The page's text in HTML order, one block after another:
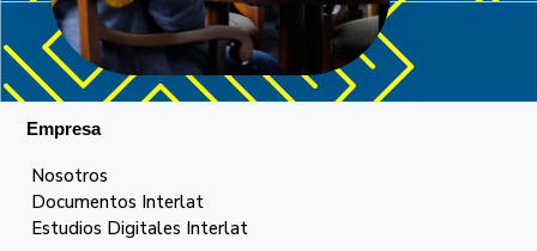
Empresa
Nosotros
Documentos Interlat
Estudios Digitales Interlat